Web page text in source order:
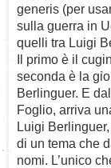
generis (per
sulla guerra in
quelli tra Luigi
Il primo è il
seconda è la
Berlinguer. E
Foglio, arriva
Luigi
di un tema che
nomi. L’unico